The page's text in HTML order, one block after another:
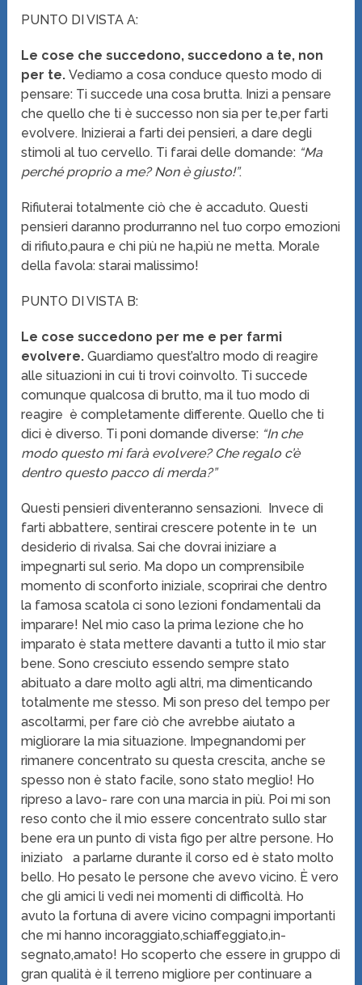
PUNTO DI VISTA A:
Le cose che succedono, succedono a te, non
per te.Vediamo a cosa conduce questo modo di
pensare: Ti succede una cosa brutta. Inizi a pensare
che quello che ti è successo non sia per te,per farti
evolvere. Inizierai a farti dei pensieri, a dare degli
stimoli al tuo cervello. Ti farai delle domande: “Ma
perché proprio a me? Non è giusto!”.
Rifiuterai totalmente ciò che è accaduto. Questi
pensieri daranno produrranno nel tuo corpo emozioni
di rifiuto,paura e chi più ne ha,più ne metta. Morale
della favola: starai malissimo!
PUNTO DI VISTA B:
Le cose succedono per me e per farmi
evolvere.Guardiamo quest’altro modo di reagire
alle situazioni in cui ti trovi coinvolto. Ti succede
comunque qualcosa di brutto, ma il tuo modo di
reagire è completamente differente. Quello che ti
dici è diverso. Ti poni domande diverse: “In che
modo questo mi farà evolvere? Che regalo c’è
dentro questo pacco di merda?”
Questi pensieri diventeranno sensazioni. Invece di
farti abbattere, sentirai crescere potente in te un
desiderio di rivalsa. Sai che dovrai iniziare a
impegnarti sul serio. Ma dopo un comprensibile
momento di sconforto iniziale, scoprirai che dentro
la famosa scatola ci sono lezioni fondamentali da
imparare! Nel mio caso la prima lezione che ho
imparato è stata mettere davanti a tutto il mio star
bene. Sono cresciuto essendo sempre stato
abituato a dare molto agli altri, ma dimenticando
totalmente me stesso. Mi son preso del tempo per
ascoltarmi, per fare ciò che avrebbe aiutato a
migliorare la mia situazione. Impegnandomi per
rimanere concentrato su questa crescita, anche se
spesso non è stato facile, sono stato meglio! Ho
ripreso a lavo- rare con una marcia in più. Poi mi son
reso conto che il mio essere concentrato sullo star
bene era un punto di vista figo per altre persone. Ho
iniziato a parlarne durante il corso ed è stato molto
bello. Ho pesato le persone che avevo vicino. È vero
che gli amici li vedi nei momenti di difficoltà. Ho
avuto la fortuna di avere vicino compagni importanti
che mi hanno incoraggiato,schiaffeggiato,in-
segnato,amato! Ho scoperto che essere in gruppo di
gran qualità è il terreno migliore per continuare a